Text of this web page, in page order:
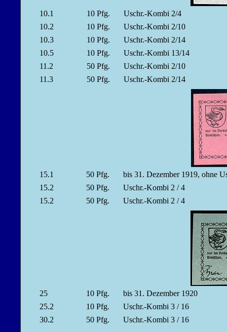
10.1 10 Pfg.
Uschr.-Kombi 2/4
10.2
10 Pfg.
Uschr.-Kombi 2/10
10.3
10 Pfg.
Uschr.-Kombi 2/14
10.5
10 Pfg.
Uschr.-Kombi 13/14
11.2
50 Pfg.
Uschr.-Kombi 2/10
11.3
50 Pfg. Uschr.-Kombi 2/14
15.1 50 Pfg.
bis 31. Dezember 1919, ohne
15.2
50 Pfg.
Uschr.-Kombi 2 / 4
15.2
50 Pfg. Uschr.-Kombi 2 / 4
25 10 Pfg.
bis 31. Dezember 1920
25.2
10 Pfg.
Uschr.-Kombi 3 / 16
30.2
50 Pfg. Uschr.-Kombi 3 / 16